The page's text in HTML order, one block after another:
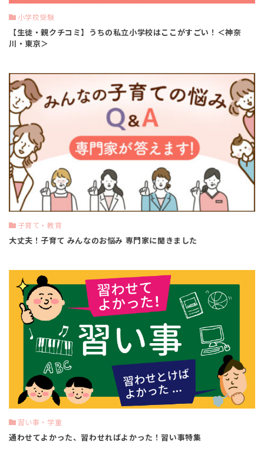
小学校受験
【生徒・親クチコミ】うちの私立小学校はここがすごい！＜神奈
川・東京＞
子育て・教育
大丈夫！子育て みんなのお悩み 専門家に聞きました
習い事・学童
通わせてよかった、習わせればよかった！習い事特集